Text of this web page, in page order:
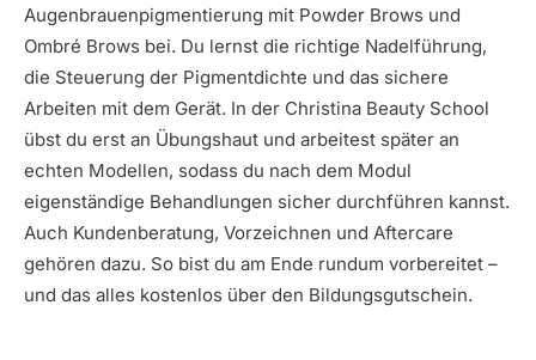
Augenbrauenpigmentierung mit Powder Brows und
Ombré Brows bei. Du lernst die richtige Nadelführung,
die Steuerung der Pigmentdichte und das sichere
Arbeiten mit dem Gerät. In der Christina Beauty School
übst du erst an Übungshaut und arbeitest später an
echten Modellen, sodass du nach dem Modul
eigenständige Behandlungen sicher durchführen kannst.
Auch Kundenberatung, Vorzeichnen und Aftercare
gehören dazu. So bist du am Ende rundum vorbereitet –
und das alles kostenlos über den Bildungsgutschein.